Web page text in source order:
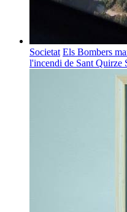
Societat Els Bombers
l'incendi de Sant Quirze